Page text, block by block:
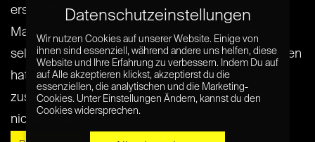
erschaffen von einer künstlichen Intelligenz. Einer
Maschine also, die mit großer Wahrscheinlichkeit
selbst nicht so ganz versteht, was sie dort erschaffen
hat. Dass Menschen mit Maschinen
zusammenarbeiten um Kunst zu erschaffen ist
nichts Neues. Auch,[...] [...]
Datenschutzeinstellungen
Wir nutzen Cookies auf unserer Website. Einige von
ihnen sind essenziell, während andere uns helfen, diese
Website und Ihre Erfahrung zu verbessern. Indem Du auf
auf Alle akzeptieren klickst, akzeptierst du die
essenziellen, die analytischen und die Marketing-
Cookies. Unter Einstellungen Ändern, kannst du den
Cookies widersprechen.